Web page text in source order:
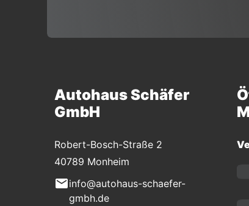
Autohaus Schäfer
GmbH
Robert-Bosch-Straße 2
40789 Monheim
info@autohaus-schaefer-
gmbh.de